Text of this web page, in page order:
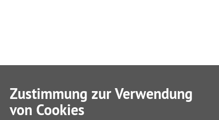
Zustimmung zur Verwendung
von Cookies